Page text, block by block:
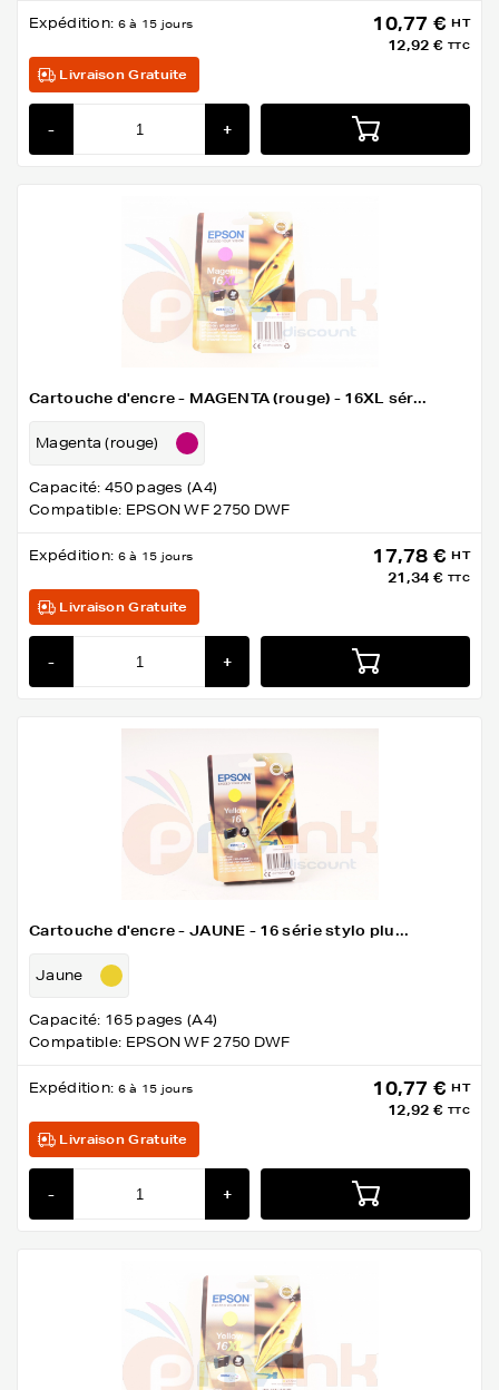
Expédition: 6 à 15 jours 10,77 € HT
12,92 € TTC
Livraison Gratuite
- +
Cartouche d'encre - MAGENTA (rouge) - 16XL sér...
Magenta (rouge)
Capacité: 450 pages (A4)
Compatible: EPSON WF 2750 DWF
Expédition: 6 à 15 jours 17,78 € HT
21,34 € TTC
Livraison Gratuite
- +
Cartouche d'encre - JAUNE - 16 série stylo plu...
Jaune
Capacité: 165 pages (A4)
Compatible: EPSON WF 2750 DWF
Expédition: 6 à 15 jours 10,77 € HT
12,92 € TTC
Livraison Gratuite
- +